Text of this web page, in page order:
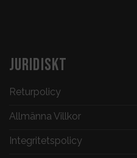
JURIDISKT
Returpolicy
Allmänna Villkor
Integritetspolicy